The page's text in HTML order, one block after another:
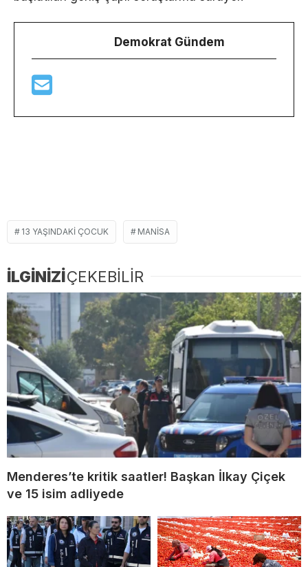
Demokrat Gündem
13 YAŞINDAKI ÇOCUK MANISA
İLGİNİZİÇEKEBİLİR
Menderes’te kritik saatler! Başkan İlkay Çiçek
ve 15 isim adliyede